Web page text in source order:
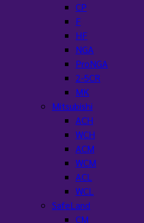
CP
F
HF
NGA
ProNGA
2-5CR
MK
Mitsubishi
ACH
WCH
ACM
WCM
ACL
WCL
SafeLand
CM